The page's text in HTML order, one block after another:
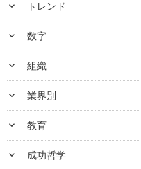
keyboard_arrow_down トレンド
keyboard_arrow_down 数字
keyboard_arrow_down 組織
keyboard_arrow_down 業界別
keyboard_arrow_down 教育
keyboard_arrow_down 成功哲学